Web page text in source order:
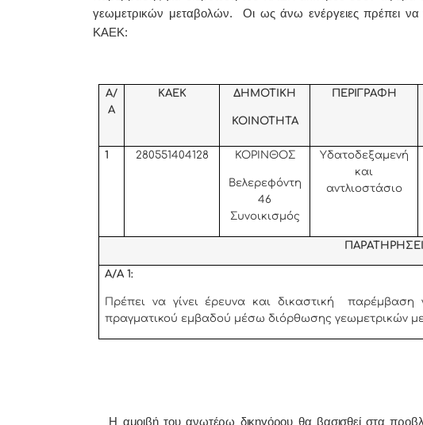
γεωμετρικών μεταβολών. Οι ως άνω ενέργειες πρέπει να
ΚΑΕΚ:
Α/
Α
ΚΑΕΚ ΔΗΜΟΤΙΚΗ
ΚΟΙΝΟΤΗΤΑ
ΠΕΡΙΓΡΑΦΗ
1 280551404128 ΚΟΡΙΝΘΟΣ
Βελερεφόντη
46
Συνοικισμός
Υδατοδεξαμενή
και
αντλιοστάσιο
Α/Α 1:
Πρέπει να γίνει έρευνα και δικαστική παρέμβαση
πραγματικού εμβαδού μέσω διόρθωσης γεωμετρικών
Η αμοιβή του ανωτέρω δικηγόρου θα βασισθεί στα